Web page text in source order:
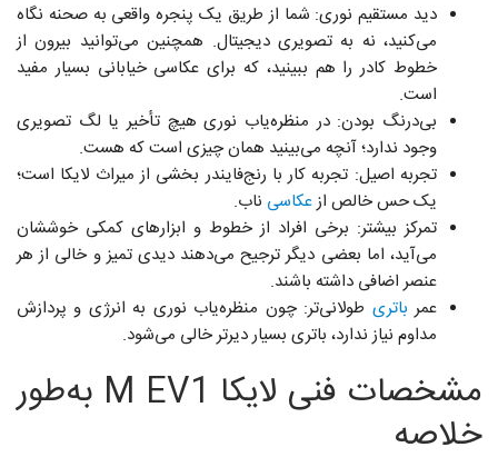
دید مستقیم نوری: شما از طریق یک پنجره واقعی به صحنه نگاه
می‌کنید، نه به تصویری دیجیتال. همچنین می‌توانید بیرون از
خطوط کادر را هم ببینید، که برای عکاسی خیابانی بسیار مفید
است.
بی‌درنگ بودن: در منظره‌یاب نوری هیچ تأخیر یا لگ تصویری
وجود ندارد؛ آنچه می‌بینید همان چیزی است که هست.
تجربه‌ اصیل: تجربه‌ کار با رنج‌فایندر بخشی از میراث لایکا است؛
یک حس خالص ازعکاسی ناب.
تمرکز بیشتر: برخی افراد از خطوط و ابزارهای کمکی خوششان
می‌آید، اما بعضی دیگر ترجیح می‌دهند دیدی تمیز و خالی از هر
عنصر اضافی داشته باشند.
عمر باتری طولانی‌تر: چون منظره‌یاب نوری به انرژی و پردازش
مداوم نیاز ندارد، باتری بسیار دیرتر خالی می‌شود.
مشخصات فنی لایکا M EV1 به‌طور
خلاصه